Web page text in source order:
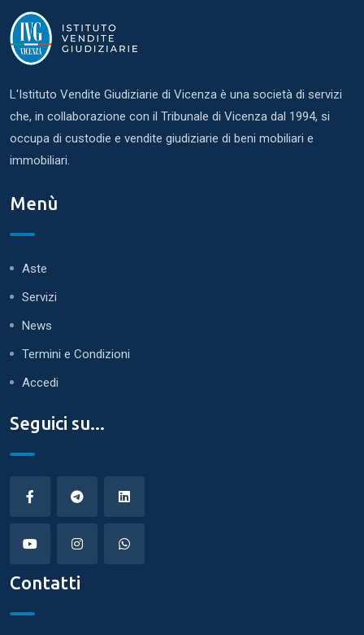
L'Istituto Vendite Giudiziarie di Vicenza è una società di servizi
che, in collaborazione con il Tribunale di Vicenza dal 1994, si
occupa di custodie e vendite giudiziarie di beni mobiliari e
immobiliari.
Menù
Aste
Servizi
News
Termini e Condizioni
Accedi
Seguici su...
Contatti